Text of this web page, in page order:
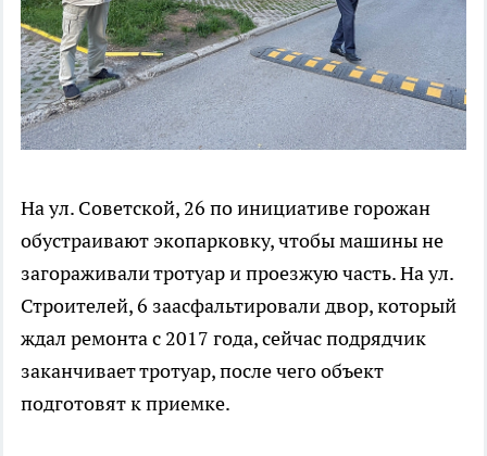
На ул. Советской, 26 по инициативе горожан
обустраивают экопарковку, чтобы машины не
загораживали тротуар и проезжую часть. На ул.
Строителей, 6 заасфальтировали двор, который
ждал ремонта с 2017 года, сейчас подрядчик
заканчивает тротуар, после чего объект
подготовят к приемке.